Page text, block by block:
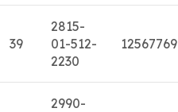
39
2815-
01-512-
2230
12567769
2990-